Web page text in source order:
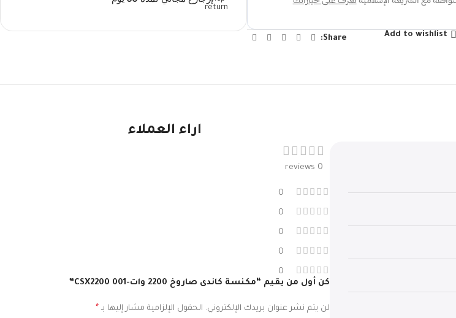
Add to wishlist
Share:
اراء العملاء
0 reviews
0
0
0
0
0
كن أول من يقيم “مكنسة كاندى صاروخ 2200 وات-CSX2200 001”
لن يتم نشر عنوان بريدك الإلكتروني. الحقول الإلزامية مشار إليها بـ*